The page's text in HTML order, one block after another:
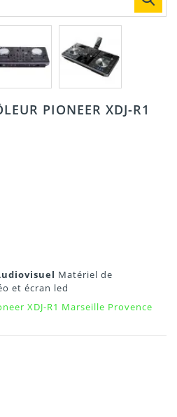
PIONEER XDJ-R1
Matériel de
et écran led
XDJ-R1 Marseille Provence